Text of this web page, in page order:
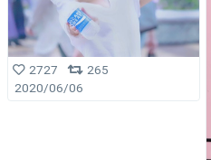
2727
265
2020/06/06